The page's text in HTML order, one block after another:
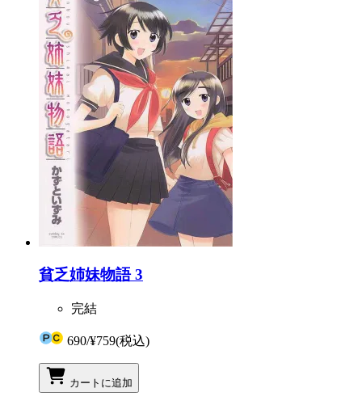
貧乏姉妹物語 3
完結
690/¥759(税込)
カートに追加